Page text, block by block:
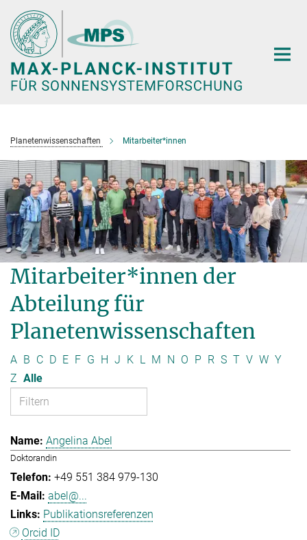
Hauptinhalt
Planetenwissenschaften Mitarbeiter*innen
Mitarbeiter*innen der
Abteilung für
Planetenwissenschaften
A B C D E F G H J K L M N O P R S T V W Y
Z Alle
Angelina Abel
Doktorandin
+49 551 384 979-130
abel@...
Publikationsreferenzen
Orcid ID